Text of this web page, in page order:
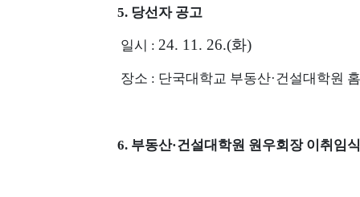
5. 당선자 공고
일시 : 24. 11. 26.(화)
장소 : 단국대학교 부동산·건설대학원
6. 부동산·건설대학원 원우회장 이취임